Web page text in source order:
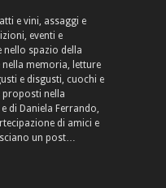
e vini, assaggi e
eventi e
nello spazio della
memoria, letture
e disgusti, cuochi e
proposti nella
di Daniela Ferrando,
di amici e
un post…